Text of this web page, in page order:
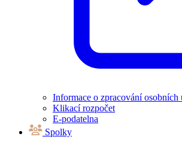
Informace o zpracování osobních
Klikací rozpočet
E-podatelna
Spolky